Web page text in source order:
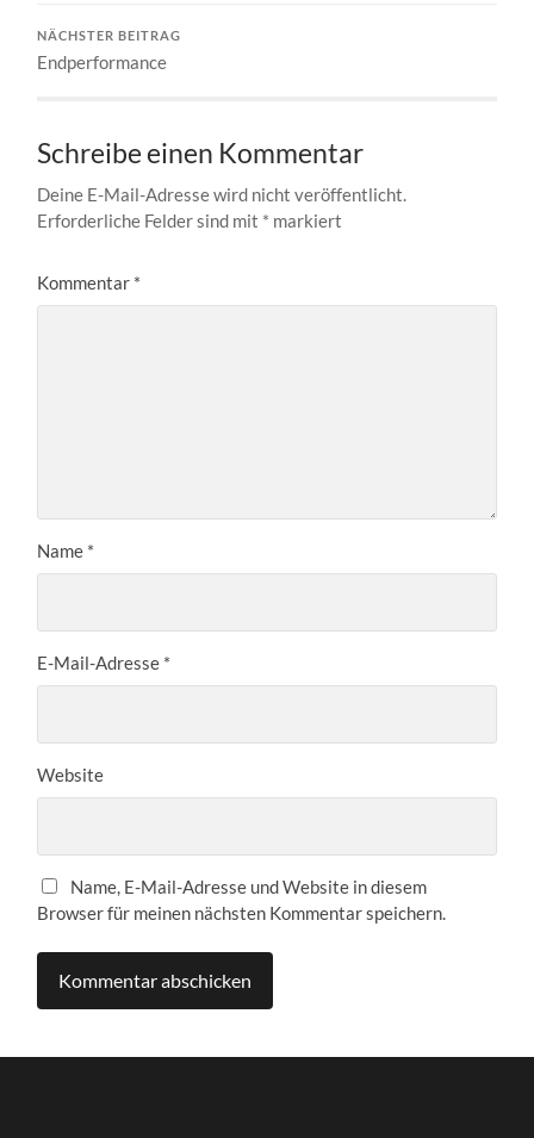
NÄCHSTER BEITRAG
Endperformance
Schreibe einen Kommentar
Deine E-Mail-Adresse wird nicht veröffentlicht.
Erforderliche Felder sind mit * markiert
Kommentar *
Name *
E-Mail-Adresse *
Website
Name, E-Mail-Adresse und Website in diesem
Browser für meinen nächsten Kommentar speichern.